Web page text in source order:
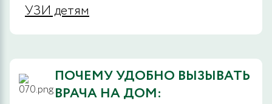
УЗИ детям
ПОЧЕМУ УДОБНО ВЫЗЫВАТЬ
ВРАЧА НА ДОМ: